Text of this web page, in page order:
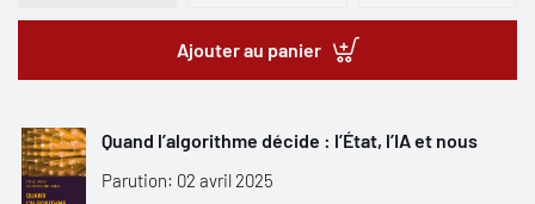
Ajouter au panier
Quand l’algorithme décide : l’État, l’IA et nous
Parution: 02 avril 2025